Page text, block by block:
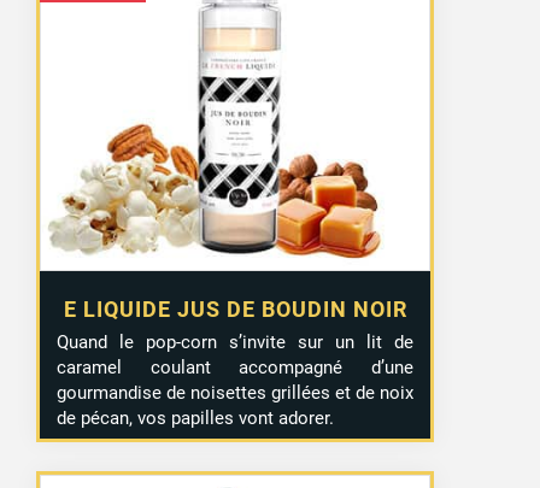
E LIQUIDE JUS DE BOUDIN NOIR
Quand le pop-corn s’invite sur un lit de
caramel coulant accompagné d’une
gourmandise de noisettes grillées et de noix
de pécan, vos papilles vont adorer.